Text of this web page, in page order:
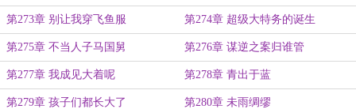
第273章 别让我穿飞鱼服 第274章 超级大特务的诞生
第275章 不当人子马国舅 第276章 谋逆之案归谁管
第277章 我成见大着呢 第278章 青出于蓝
第279章 孩子们都长大了 第280章 未雨绸缪